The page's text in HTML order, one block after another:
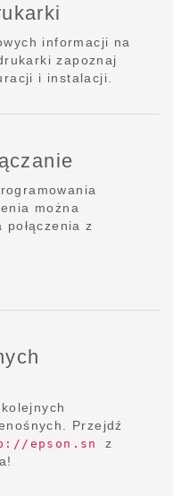
informacji na
zapoznaj
i instalacji.
można
z
Przejdź
epson.sn
z